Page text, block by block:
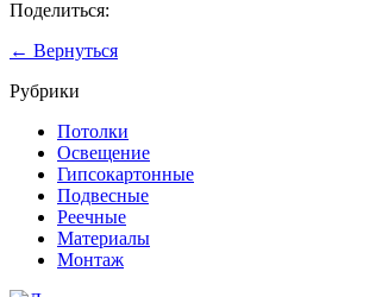
Поделиться:
← Вернуться
Рубрики
Потолки
Освещение
Гипсокартонные
Подвесные
Реечные
Материалы
Монтаж